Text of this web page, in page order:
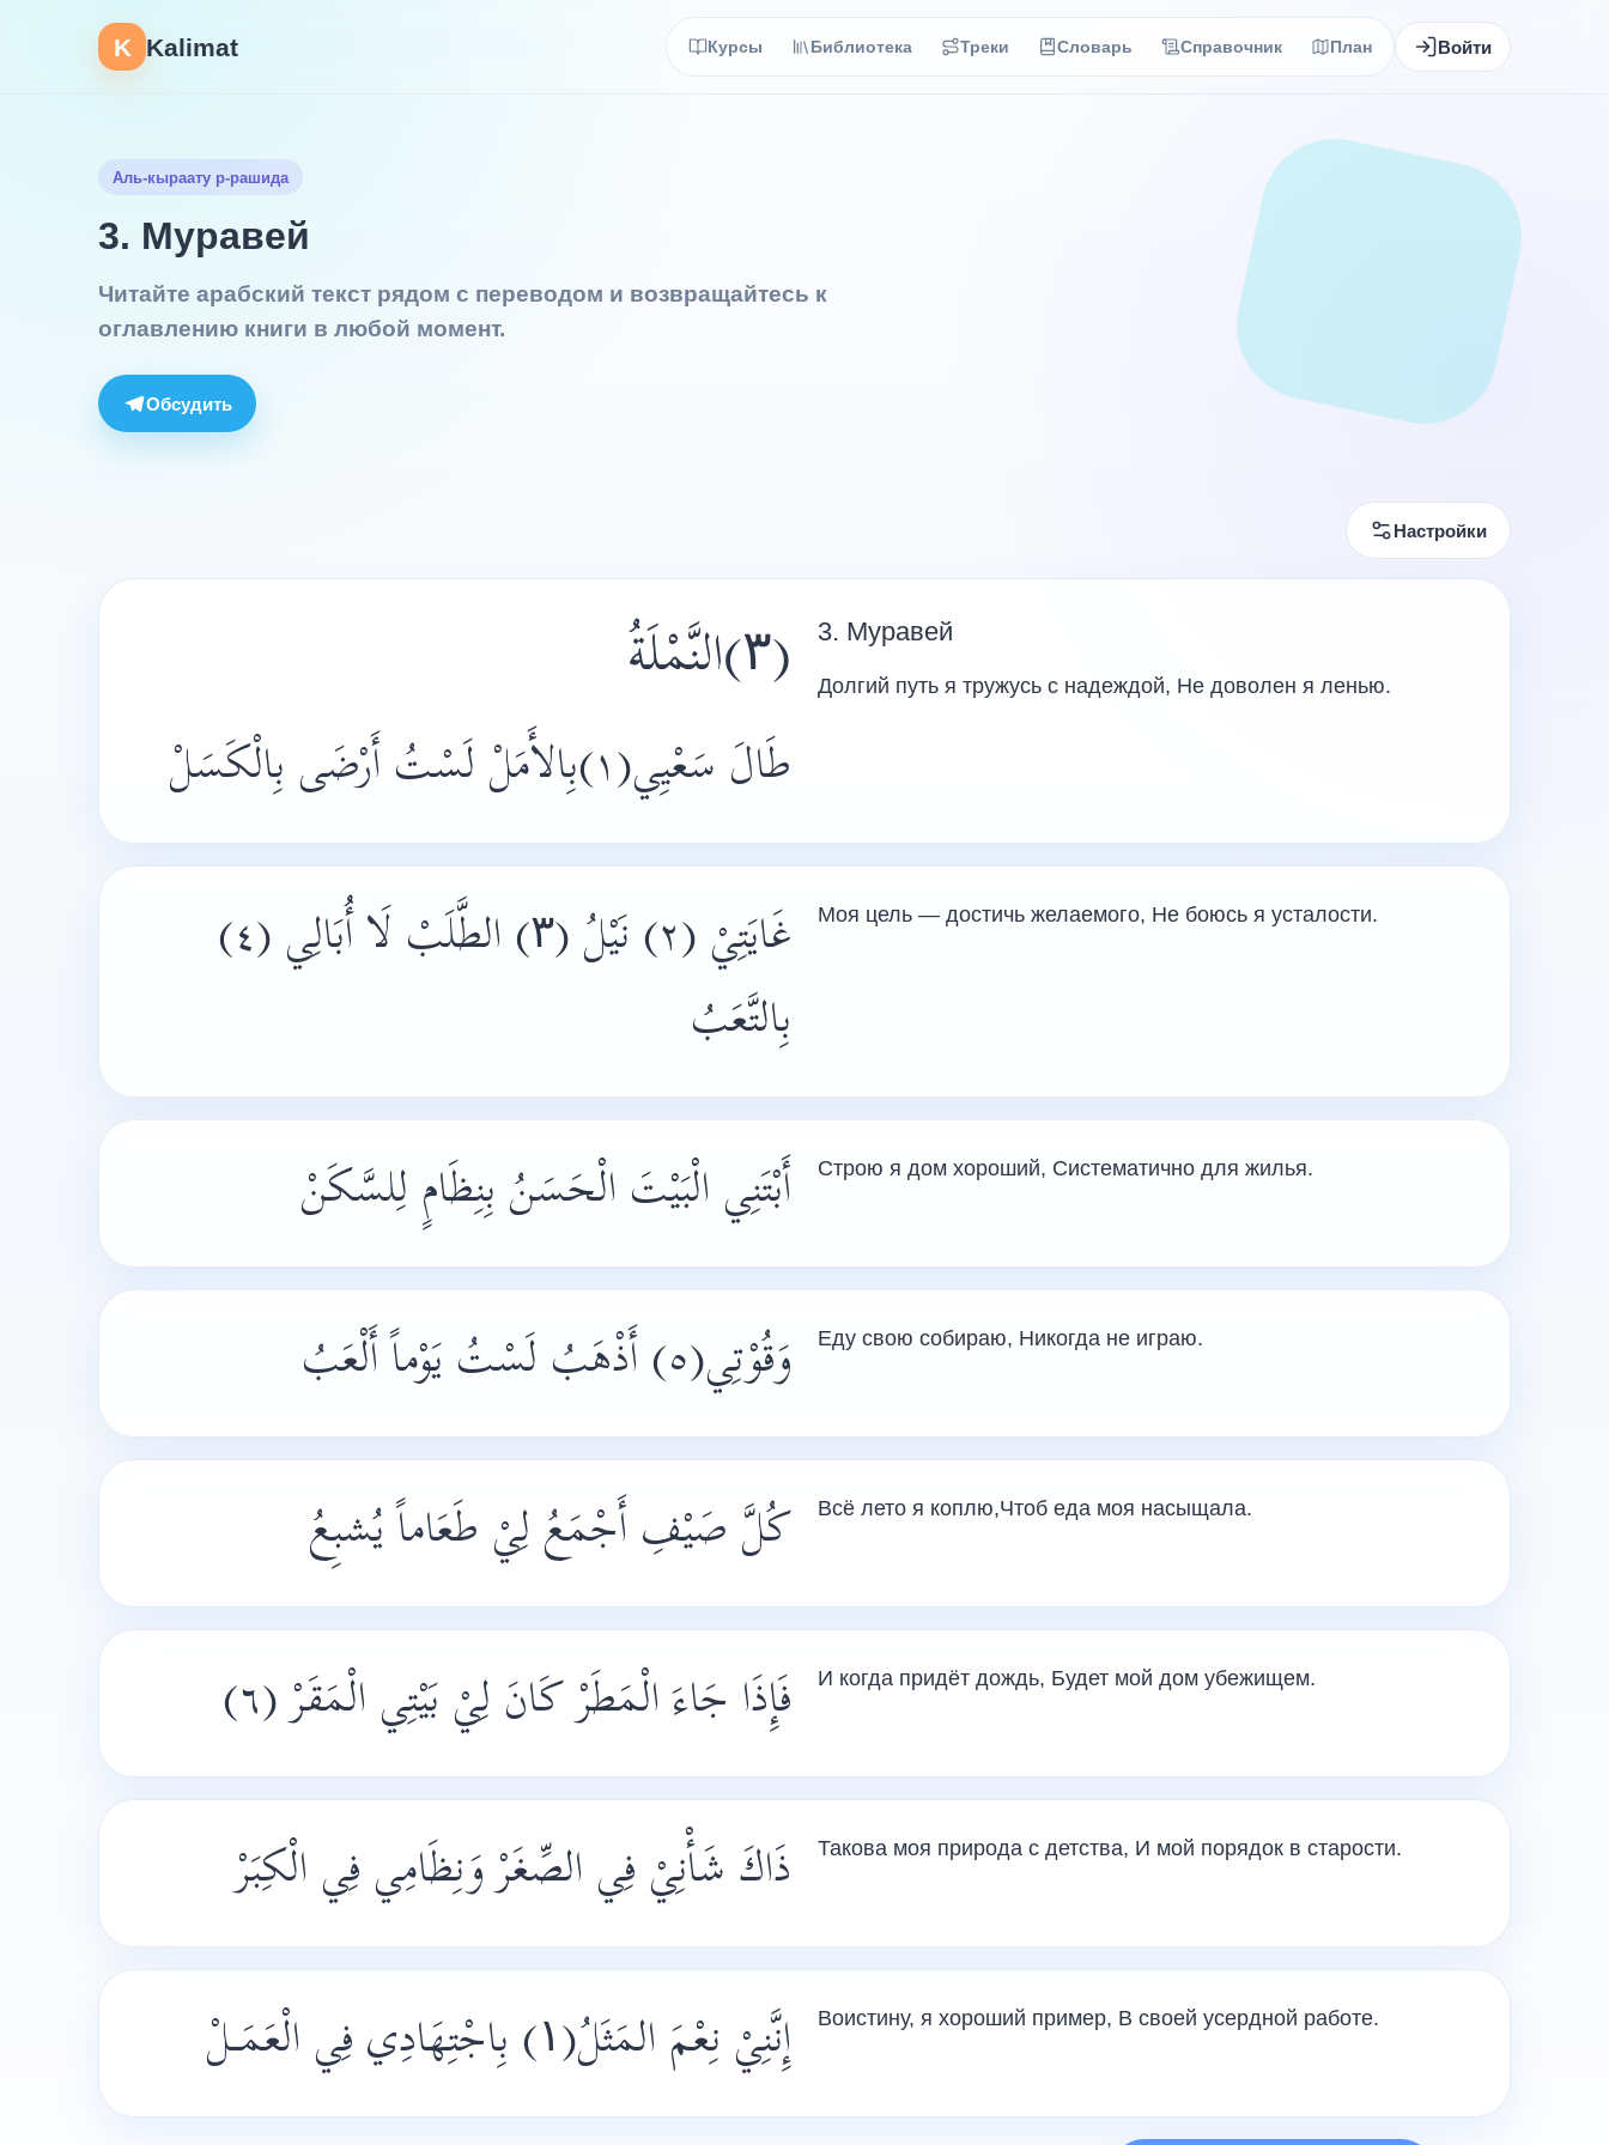
K Kalimat Курсы Библиотека Треки Словарь Справочник План Войти
Аль-кыраату р-рашида
3. Муравей
Читайте арабский текст рядом с переводом и возвращайтесь к
оглавлению книги в любой момент.
Обсудить
Настройки
(۳)النَّمْلَةُ
طَالَ سَعْيِي(١)بِالأَمَلْ لَسْتُ أَرْضَى بِالْكَسَلْ
3. Муравей
Долгий путь я тружусь с надеждой, Не доволен я ленью.
غَايَتِيْ (٢) نَيْلُ (۳) الطَّلَبْ لَا أُبَالِي (٤)
بِالتَّعَبُ
Моя цель — достичь желаемого, Не боюсь я усталости.
أَبْتَنِي الْبَيْتَ الْحَسَنُ بِنِظَامٍ لِلسَّكَنْ Строю я дом хороший, Систематично для жилья.
وَقُوْتِي(٥) أَذْهَبُ لَسْتُ يَوْماً أَلْعَبُ Еду свою собираю, Никогда не играю.
كُلَّ صَيْفِ أَجْمَعُ لِيْ طَعَاماً يُشبِعُ Всё лето я коплю,Чтоб еда моя насыщала.
فَإِذَا جَاءَ الْمَطَرْ كَانَ لِيْ بَيْتِي الْمَقَرْ (٦) И когда придёт дождь, Будет мой дом убежищем.
ذَاكَ شَأْنِيْ فِي الصِّغَرْ وَنِظَامِي فِي الْكِبَرْ Такова моя природа с детства, И мой порядок в старости.
إِنَّنِيْ نِعْمَ المَثَلُ(۱) بِاجْتِهَادِي فِي الْعَمَـلْ Воистину, я хороший пример, В своей усердной работе.